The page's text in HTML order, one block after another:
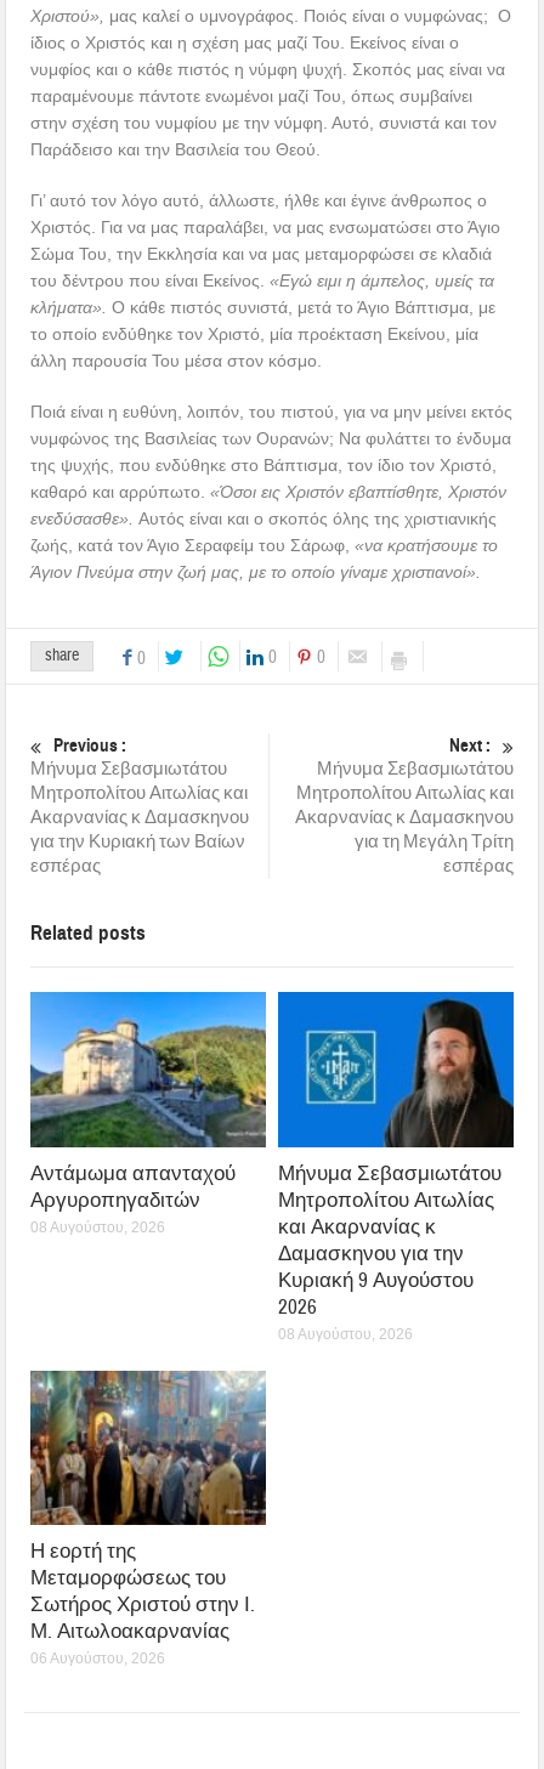
Χριστού», μας καλεί ο υμνογράφος. Ποιός είναι ο νυμφώνας; Ο
ίδιος ο Χριστός και η σχέση μας μαζί Του. Εκείνος είναι ο
νυμφίος και ο κάθε πιστός η νύμφη ψυχή. Σκοπός μας είναι να
παραμένουμε πάντοτε ενωμένοι μαζί Του, όπως συμβαίνει
στην σχέση του νυμφίου με την νύμφη. Αυτό, συνιστά και τον
Παράδεισο και την Βασιλεία του Θεού.
Γι’ αυτό τον λόγο αυτό, άλλωστε, ήλθε και έγινε άνθρωπος ο
Χριστός. Για να μας παραλάβει, να μας ενσωματώσει στο Άγιο
Σώμα Του, την Εκκλησία και να μας μεταμορφώσει σε κλαδιά
του δέντρου που είναι Εκείνος.«Εγώ ειμι η άμπελος, υμείς τα
κλήματα».Ο κάθε πιστός συνιστά, μετά το Άγιο Βάπτισμα, με
το οποίο ενδύθηκε τον Χριστό, μία προέκταση Εκείνου, μία
άλλη παρουσία Του μέσα στον κόσμο.
Ποιά είναι η ευθύνη, λοιπόν, του πιστού, για να μην μείνει εκτός
νυμφώνος της Βασιλείας των Ουρανών; Να φυλάττει το ένδυμα
της ψυχής, που ενδύθηκε στο Βάπτισμα, τον ίδιο τον Χριστό,
καθαρό και αρρύπωτο.«Όσοι εις Χριστόν εβαπτίσθητε, Χριστόν
ενεδύσασθε».Αυτός είναι και ο σκοπός όλης της χριστιανικής
ζωής, κατά τον Άγιο Σεραφείμ του Σάρωφ,«να κρατήσουμε το
Άγιον Πνεύμα στην ζωή μας, με το οποίο γίναμε χριστιανοί».
share 0 0 0
Previous :
Μήνυμα Σεβασμιωτάτου
Μητροπολίτου Αιτωλίας και
Ακαρνανίας κ Δαμασκηνου
για την Κυριακή των Βαίων
εσπέρας
Next :
Μήνυμα Σεβασμιωτάτου
Μητροπολίτου Αιτωλίας και
Ακαρνανίας κ Δαμασκηνου
για τη Μεγάλη Τρίτη
εσπέρας
Related posts
Αντάμωμα απανταχού
Αργυροπηγαδιτών
08 Αυγούστου, 2026
Μήνυμα Σεβασμιωτάτου
Μητροπολίτου Αιτωλίας
και Ακαρνανίας κ
Δαμασκηνου για την
Κυριακή 9 Αυγούστου
2026
08 Αυγούστου, 2026
Η εορτή της
Μεταμορφώσεως του
Σωτήρος Χριστού στην Ι.
Μ. Αιτωλοακαρνανίας
06 Αυγούστου, 2026